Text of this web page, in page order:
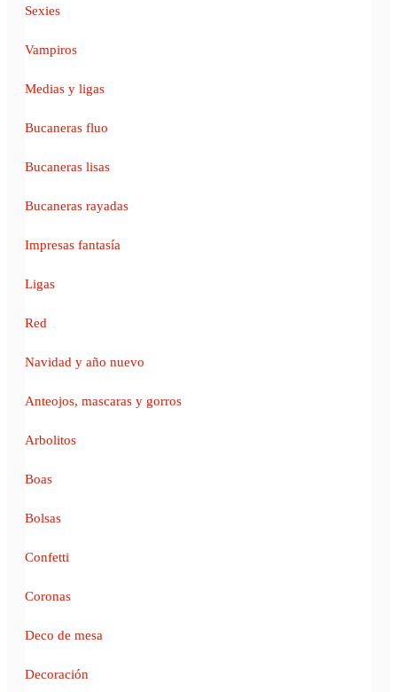
Sexies
Vampiros
Medias y ligas
Bucaneras fluo
Bucaneras lisas
Bucaneras rayadas
Impresas fantasía
Ligas
Red
Navidad y año nuevo
Anteojos, mascaras y gorros
Arbolitos
Boas
Bolsas
Confetti
Coronas
Deco de mesa
Decoración